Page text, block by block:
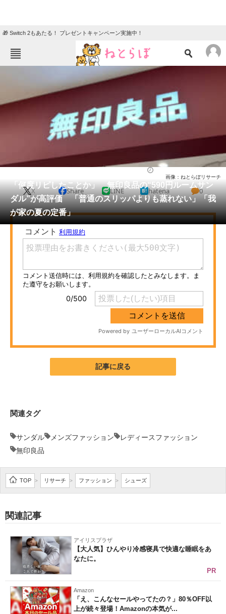
🎁 Switch 2もあたる！ プレゼントキャンペーン実施中！
エンタメ クイズ
地域
動物 リサーチ
会員記事
メディア
注目記事を集めた総合ページ
ITの今と未来を見通す
スマホと通信の最新トレンド
進化するPCとデバイスの未来
AI活用のいまが分かる
企業向けIT製品の総合サイト
IT製品の技術・比較・事例
製造業のIT導入・活用を支援
エレクトロニクス専門サイト
電子設計の基本と応用
エネルギーの専門メディア
「何度リピしたことか」 無印良品の“590円ルームサン
ダル”が高評価 「普通のスリッパよりも蒸れない」「我
が家の夏の定番」
画像：ねとらぼリサーチ
X Share LINE hatena 0
記事に戻る
関連タグ
サンダル メンズファッション
レディースファッション
無印良品
TOP > リサーチ > ファッション > シューズ
関連記事
アイリスプラザ
【大人気】ひんやり冷感寝具で快適な睡眠をあ
なたに。
PR
Amazon
「え、こんなセールやってたの？」80％OFF以
上が続々登場！Amazonの本気が...